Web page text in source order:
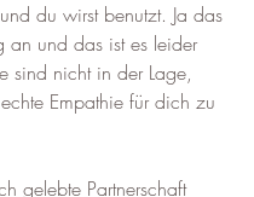
du wirst benutzt. Ja das
an und das ist es leider
sind nicht in der Lage,
Empathie für dich zu
gelebte Partnerschaft